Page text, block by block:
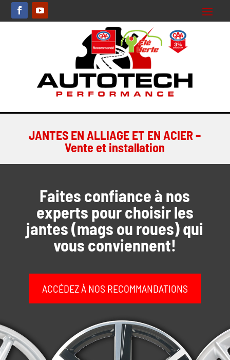
JANTES EN ALLIAGE ET EN ACIER –
Vente et installation
Faites confiance à nos
experts pour choisir les
jantes (mags ou roues) qui
vous conviennent!
ACCÉDEZ À NOS RECOMMANDATIONS